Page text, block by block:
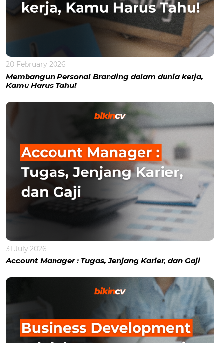
20 February 2026
Membangun Personal Branding dalam dunia kerja,
Kamu Harus Tahu!
31 July 2026
Account Manager : Tugas, Jenjang Karier, dan Gaji